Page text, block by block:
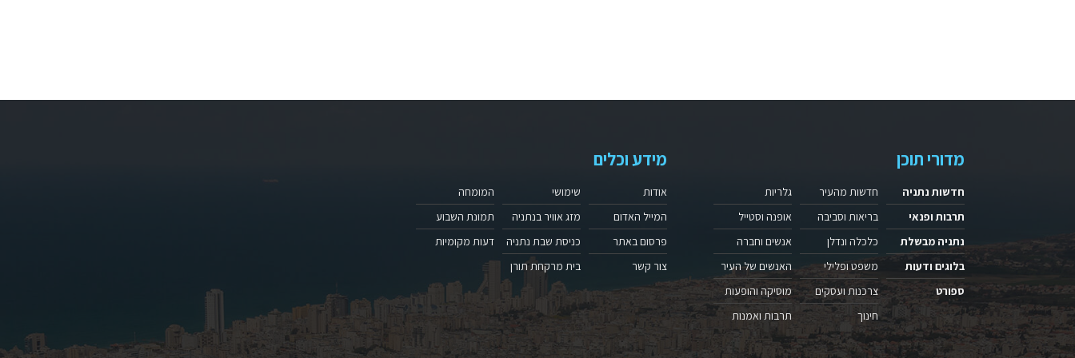
מדורי תוכן
חדשות נתניה
תרבות ופנאי
נתניה מבשלת
בלוגים ודעות
ספורט
חדשות מהעיר
בריאות וסביבה
כלכלה ונדלן
משפט ופלילי
צרכנות ועסקים
חינוך
גלריות
אופנה וסטייל
אנשים וחברה
האנשים של העיר
מוסיקה והופעות
תרבות ואמנות
מידע וכלים
אודות
המייל האדום
פרסום באתר
צור קשר
שימושי
מזג אוויר בנתניה
כניסת שבת נתניה
בית מרקחת תורן
המומחה
תמונת השבוע
דעות מקומיות